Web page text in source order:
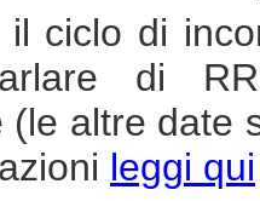
ciclo di
di
(le altre date
leggi qui